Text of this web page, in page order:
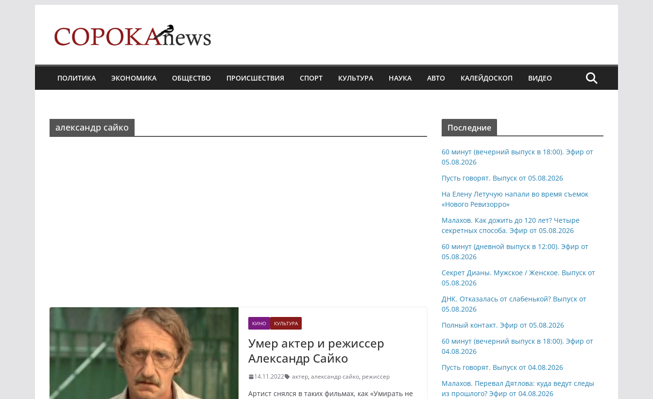
content
ПОЛИТИКА ЭКОНОМИКА ОБЩЕСТВО ПРОИСШЕСТВИЯ СПОРТ КУЛЬТУРА НАУКА АВТО КАЛЕЙДОСКОП ВИДЕО
александр сайко
КИНО КУЛЬТУРА
Умер актер и режиссер
Александр Сайко
14.11.2022 актер, александр сайко, режиссер
Артист снялся в таких фильмах, как «Умирать не
Последние
60 минут (вечерний выпуск в 18:00). Эфир от
05.08.2026
Пусть говорят. Выпуск от 05.08.2026
На Елену Летучую напали во время съемок
«Нового Ревизорро»
Малахов. Как дожить до 120 лет? Четыре
секретных способа. Эфир от 05.08.2026
60 минут (дневной выпуск в 12:00). Эфир от
05.08.2026
Секрет Дианы. Мужское / Женское. Выпуск от
05.08.2026
ДНК. Отказалась от слабенькой? Выпуск от
05.08.2026
Полный контакт. Эфир от 05.08.2026
60 минут (вечерний выпуск в 18:00). Эфир от
04.08.2026
Пусть говорят. Выпуск от 04.08.2026
Малахов. Перевал Дятлова: куда ведут следы
из прошлого? Эфир от 04.08.2026